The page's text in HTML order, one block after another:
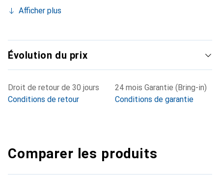
Afficher plus
Évolution du prix
Droit de retour de 30 jours
Conditions de retour
24 mois Garantie (Bring-in)
Conditions de garantie
Comparer les produits